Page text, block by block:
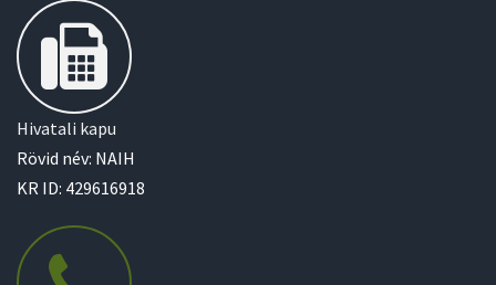
Hivatali kapu
Rövid név: NAIH
KR ID: 429616918